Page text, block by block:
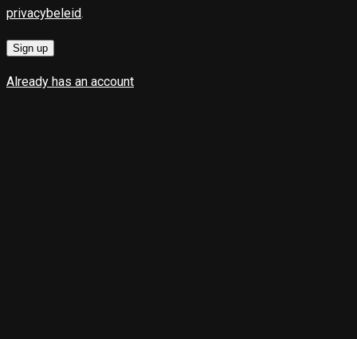
privacybeleid
Sign up
Already has an account